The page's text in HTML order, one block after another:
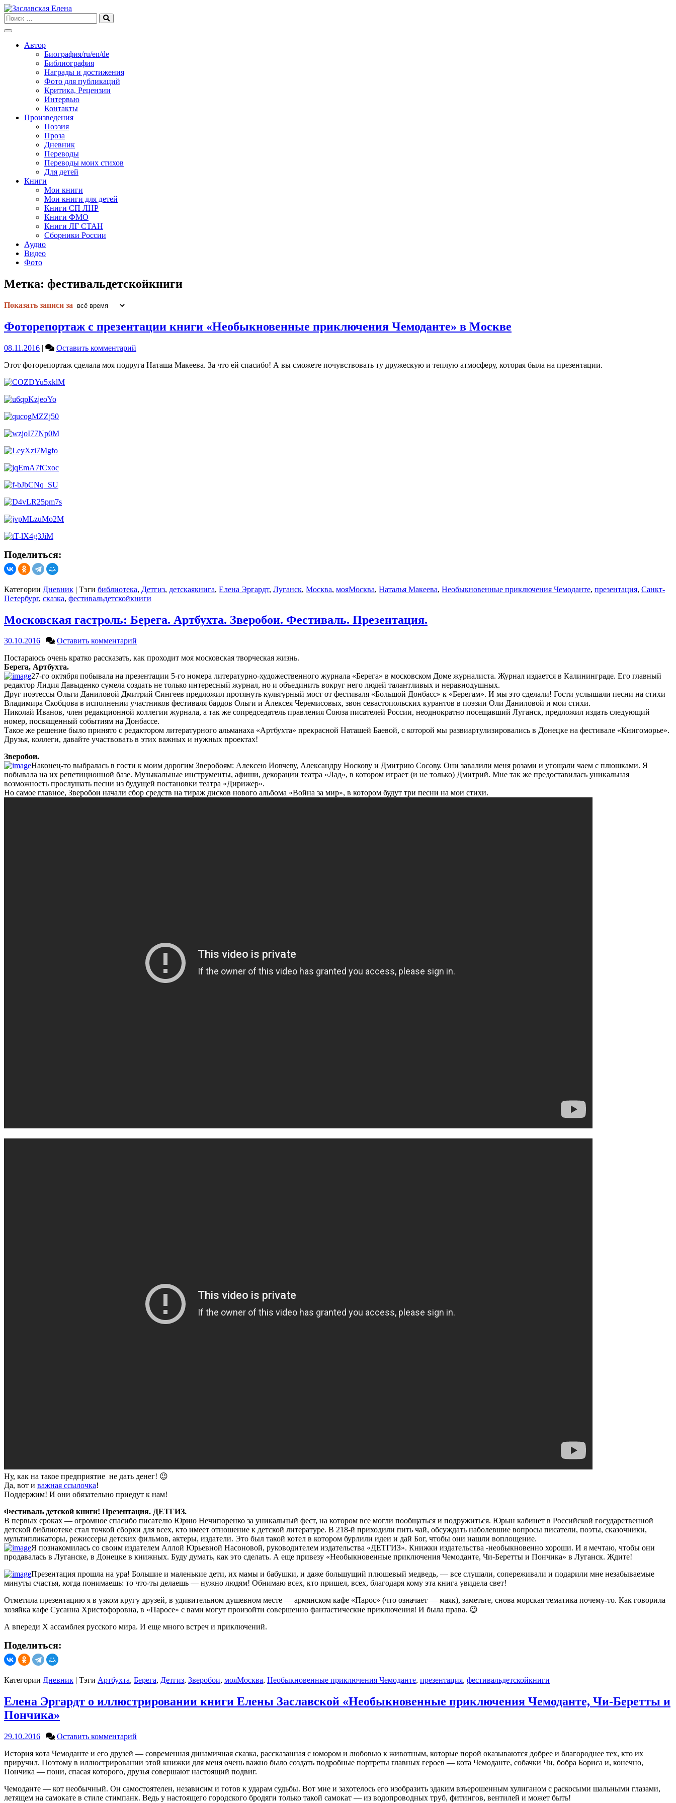
Skip
to
content
Автор
Биография/ru/en/de
Библиография
Награды и достижения
Фото для публикаций
Критика, Рецензии
Интервью
Контакты
Произведения
Поэзия
Проза
Дневник
Переводы
Переводы моих стихов
Для детей
Книги
Мои книги
Мои книги для детей
Книги СП ЛНР
Книги ФМО
Книги ЛГ СТАН
Сборники России
Аудио
Видео
Фото
Метка: фестивальдетскойкниги
Показать записи за
Фоторепортаж с презентации книги «Необыкновенные приключения Чемоданте» в Москве
08.11.2016 | Оставить комментарий
с
Этот фоторепортаж сделала моя подруга Наташа Макеева. За что ей спасибо! А вы сможете почувствовать ту дружескую и теплую атмосферу, которая была на презентации.
Поделиться:
Категории Дневник | Тэги библиотека, Детгиз, детскаякнига, Елена Эргардт, Луганск, Москва, мояМосква, Наталья Макеева, Необыкновенные приключения Чемоданте, презентация, Санкт-
Петербург, сказка, фестивальдетскойкниги
Московская гастроль: Берега. Артбухта. Зверобои. Фестиваль. Презентация.
30.10.2016 | Оставить комментарий
гастроль:
Артбухта.
Зверобои.
Фестиваль.
Презентация.
Постараюсь очень кратко рассказать, как проходит моя московская творческая жизнь.
Берега, Артбухта.
27-го октября побывала на презентации 5-го номера литературно-художественного журнала «Берега» в московском Доме журналиста. Журнал издается в Калининграде. Его главный
редактор Лидия Давыденко сумела создать не только интересный журнал, но и объединить вокруг него людей талантливых и неравнодушных.
Друг поэтессы Ольги Даниловой Дмитрий Сингеев предложил протянуть культурный мост от фестиваля «Большой Донбасс» к «Берегам». И мы это сделали! Гости услышали песни на стихи
Владимира Скобцова в исполнении участников фестиваля бардов Ольги и Алексея Черемисовых, звон севастопольских курантов в поэзии Оли Даниловой и мои стихи.
Николай Иванов, член редакционной коллегии журнала, а так же сопредседатель правления Союза писателей России, неоднократно посещавший Луганск, предложил издать следующий
номер, посвященный событиям на Донбассе.
Такое же решение было принято с редактором литературного альманаха «Артбухта» прекрасной Наташей Баевой, с которой мы развиартулизировались в Донецке на фестивале «Книгоморье».
Друзья, коллеги, давайте участвовать в этих важных и нужных проектах!
Зверобои.
Наконец-то выбралась в гости к моим дорогим Зверобоям: Алексею Иовчеву, Александру Носкову и Дмитрию Сосову. Они завалили меня розами и угощали чаем с плюшками. Я
побывала на их репетиционной базе. Музыкальные инструменты, афиши, декорации театра «Лад», в котором играет (и не только) Дмитрий. Мне так же предоставилась уникальная
возможность прослушать песни из будущей постановки театра «Дирижер».
Но самое главное, Зверобои начали сбор средств на тираж дисков нового альбома «Война за мир», в котором будут три песни на мои стихи.
Ну, как на такое предприятие не дать денег! 😉
Да, вот и важная ссылочка!
Поддержим! И они обязательно приедут к нам!
Фестиваль детской книги! Презентация. ДЕТГИЗ.
В первых сроках — огромное спасибо писателю Юрию Нечипоренко за уникальный фест, на котором все могли пообщаться и подружиться. Юрын кабинет в Российской государственной
детской библиотеке стал точкой сборки для всех, кто имеет отношение к детской литературе. В 218-й приходили пить чай, обсуждать наболевшие вопросы писатели, поэты, сказочники,
мультипликаторы, режиссеры детских фильмов, актеры, издатели. Это был такой котел в котором бурлили идеи и дай Бог, чтобы они нашли воплощение.
Я познакомилась со своим издателем Аллой Юрьевной Насоновой, руководителем издательства «ДЕТГИЗ». Книжки издательства -необыкновенно хороши. И я мечтаю, чтобы они
продавалась в Луганске, в Донецке в книжных. Буду думать, как это сделать. А еще привезу «Необыкновенные приключения Чемоданте, Чи-Беретты и Пончика» в Луганск. Ждите!
Презентация прошла на ура! Большие и маленькие дети, их мамы и бабушки, и даже большущий плюшевый медведь, — все слушали, сопереживали и подарили мне незабываемые
минуты счастья, когда понимаешь: то что-ты делаешь — нужно людям! Обнимаю всех, кто пришел, всех, благодаря кому эта книга увидела свет!
Отметила презентацию я в узком кругу друзей, в удивительном душевном месте — армянском кафе «Парос» (что означает — маяк), заметьте, снова морская тематика почему-то. Как говорила
хозяйка кафе Сусанна Христофоровна, в «Паросе» с вами могут произойти совершенно фантастические приключения! И была права. 😉
А впереди X ассамблея русского мира. И еще много встреч и приключений.
Поделиться:
Категории Дневник | Тэги Артбухта, Берега, Детгиз, Зверобои, мояМосква, Необыкновенные приключения Чемоданте, презентация, фестивальдетскойкниги
Елена Эргардт о иллюстрировании книги Елены Заславской «Необыкновенные приключения Чемоданте, Чи-Беретты и
Пончика»
29.10.2016 | Оставить комментарий
Эргардт
о
иллюстрировании
Елены
Заславской
История кота Чемоданте и его друзей — современная динамичная сказка, рассказанная с юмором и любовью к животным, которые порой оказываются добрее и благороднее тех, кто их
приручил. Поэтому в иллюстрировании этой книжки для меня очень важно было создать подробные портреты главных героев — кота Чемоданте, собачки Чи, бобра Бориса и, конечно,
Пончика — пони, спасая которого, друзья совершают настоящий подвиг.
Чемоданте — кот необычный. Он самостоятелен, независим и готов к ударам судьбы. Вот мне и захотелось его изобразить эдаким взъерошенным хулиганом с раскосыми шальными глазами,
летящем на самокате в стиле стимпанк. Ведь у настоящего городского бродяги только такой самокат — из водопроводных труб, фитингов, вентилей и может быть!